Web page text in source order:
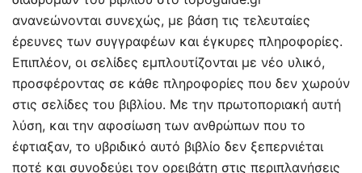
ανανεώνονται συνεχώς, με βάση τις τελευταίες
έρευνες των συγγραφέων και έγκυρες πληροφορίες.
Επιπλέον, οι σελίδες εμπλουτίζονται με νέο υλικό,
προσφέροντας σε κάθε πληροφορίες που δεν χωρούν
στις σελίδες του βιβλίου. Με την πρωτοποριακή αυτή
λύση, και την αφοσίωση των ανθρώπων που το
έφτιαξαν, το υβριδικό αυτό βιβλίο δεν ξεπερνιέται
ποτέ και συνοδεύει τον ορειβάτη στις περιπλανήσεις